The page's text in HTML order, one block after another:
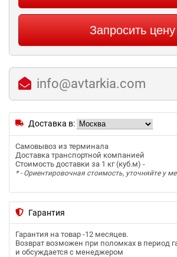
Запросить цену
info@avtarkia.com
Доставка в:
Самовывоз из терминала
Доставка транспортной компанией
Стоимость доставки за 1 кг (куб.м) -
* - Ориентировочная стоимость, уточняйте у
Гарантия
Гарантия на товар -12 месяцев.
Возврат возможен при поломках в период
и обсуждается с менеджером